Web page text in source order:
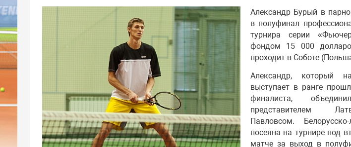
Александр Бурый в
в полуфинал
турнира серии
фондом 15 000
проходит в Соботе
Александр, который
выступает в ранге
финалиста,
представителем
Павловсом.
посеяна на турнире под
матче за выход в